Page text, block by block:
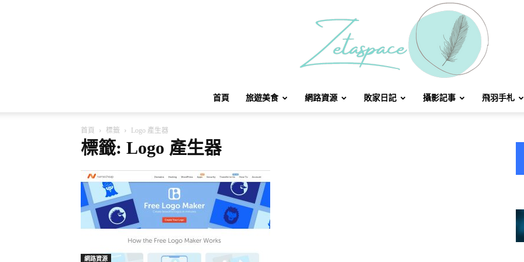
首頁 旅遊美食 網路資源 敗家日記 攝影記事 飛羽手札
首頁 標籤 Logo 產生器
標籤: Logo 產生器
網路資源